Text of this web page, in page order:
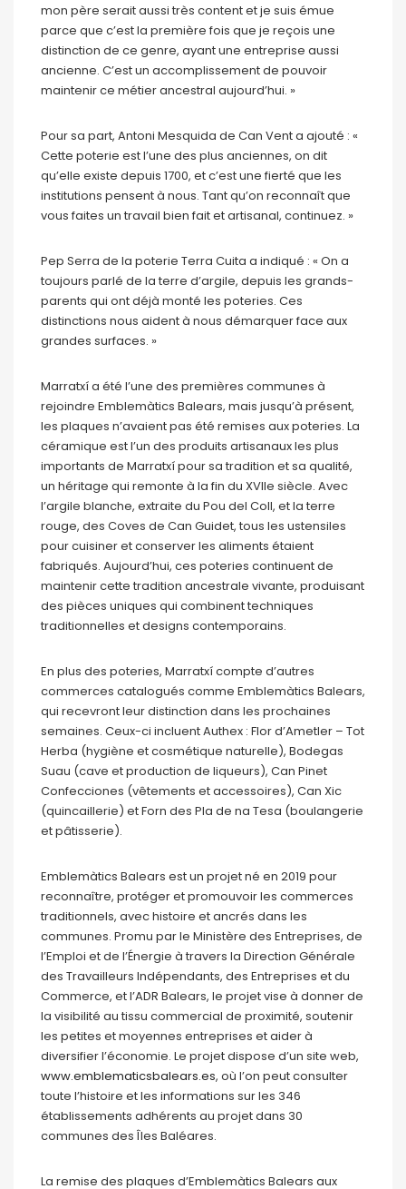
mon père serait aussi très content et je suis émue
parce que c’est la première fois que je reçois une
distinction de ce genre, ayant une entreprise aussi
ancienne. C’est un accomplissement de pouvoir
maintenir ce métier ancestral aujourd’hui. »
Pour sa part, Antoni Mesquida de Can Vent a ajouté : «
Cette poterie est l’une des plus anciennes, on dit
qu’elle existe depuis 1700, et c’est une fierté que les
institutions pensent à nous. Tant qu’on reconnaît que
vous faites un travail bien fait et artisanal, continuez. »
Pep Serra de la poterie Terra Cuita a indiqué : « On a
toujours parlé de la terre d’argile, depuis les grands-
parents qui ont déjà monté les poteries. Ces
distinctions nous aident à nous démarquer face aux
grandes surfaces. »
Marratxí a été l’une des premières communes à
rejoindre Emblemàtics Balears, mais jusqu’à présent,
les plaques n’avaient pas été remises aux poteries. La
céramique est l’un des produits artisanaux les plus
importants de Marratxí pour sa tradition et sa qualité,
un héritage qui remonte à la fin du XVIIe siècle. Avec
l’argile blanche, extraite du Pou del Coll, et la terre
rouge, des Coves de Can Guidet, tous les ustensiles
pour cuisiner et conserver les aliments étaient
fabriqués. Aujourd’hui, ces poteries continuent de
maintenir cette tradition ancestrale vivante, produisant
des pièces uniques qui combinent techniques
traditionnelles et designs contemporains.
En plus des poteries, Marratxí compte d’autres
commerces catalogués comme Emblemàtics Balears,
qui recevront leur distinction dans les prochaines
semaines. Ceux-ci incluent Authex : Flor d’Ametler – Tot
Herba (hygiène et cosmétique naturelle), Bodegas
Suau (cave et production de liqueurs), Can Pinet
Confecciones (vêtements et accessoires), Can Xic
(quincaillerie) et Forn des Pla de na Tesa (boulangerie
et pâtisserie).
Emblemàtics Balears est un projet né en 2019 pour
reconnaître, protéger et promouvoir les commerces
traditionnels, avec histoire et ancrés dans les
communes. Promu par le Ministère des Entreprises, de
l’Emploi et de l’Énergie à travers la Direction Générale
des Travailleurs Indépendants, des Entreprises et du
Commerce, et l’ADR Balears, le projet vise à donner de
la visibilité au tissu commercial de proximité, soutenir
les petites et moyennes entreprises et aider à
diversifier l’économie. Le projet dispose d’un site web,
www.emblematicsbalears.es, où l’on peut consulter
toute l’histoire et les informations sur les 346
établissements adhérents au projet dans 30
communes des Îles Baléares.
La remise des plaques d’Emblemàtics Balears aux